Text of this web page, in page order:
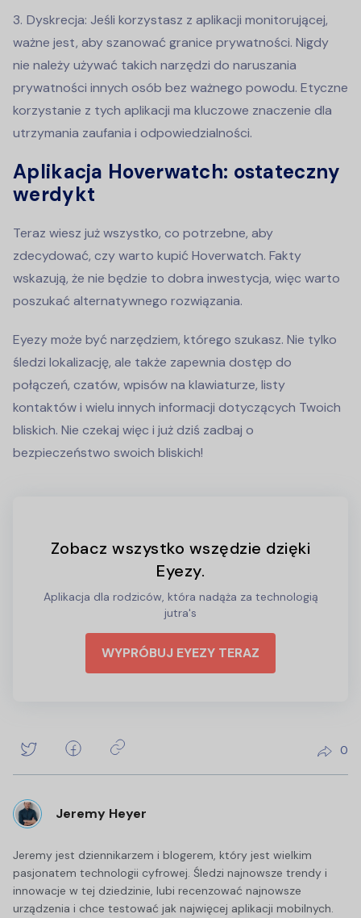
Dyskrecja: Jeśli korzystasz z aplikacji monitorującej,
ważne jest, aby szanować granice prywatności. Nigdy
nie należy używać takich narzędzi do naruszania
prywatności innych osób bez ważnego powodu. Etyczne
korzystanie z tych aplikacji ma kluczowe znaczenie dla
utrzymania zaufania i odpowiedzialności.
Aplikacja Hoverwatch: ostateczny
werdykt
Teraz wiesz już wszystko, co potrzebne, aby
zdecydować, czy warto kupić Hoverwatch. Fakty
wskazują, że nie będzie to dobra inwestycja, więc warto
poszukać alternatywnego rozwiązania.
Eyezy może być narzędziem, którego szukasz. Nie tylko
śledzi lokalizację, ale także zapewnia dostęp do
połączeń, czatów, wpisów na klawiaturze, listy
kontaktów i wielu innych informacji dotyczących Twoich
bliskich. Nie czekaj więc i już dziś zadbaj o
bezpieczeństwo swoich bliskich!
Zobacz wszystko wszędzie dzięki
Eyezy.
Aplikacja dla rodziców, która nadąża za technologią
jutra's
WYPRÓBUJ EYEZY TERAZ
0
Jeremy Heyer
Jeremy jest dziennikarzem i blogerem, który jest wielkim
pasjonatem technologii cyfrowej. Śledzi najnowsze trendy i
innowacje w tej dziedzinie, lubi recenzować najnowsze
urządzenia i chce testować jak najwięcej aplikacji mobilnych.